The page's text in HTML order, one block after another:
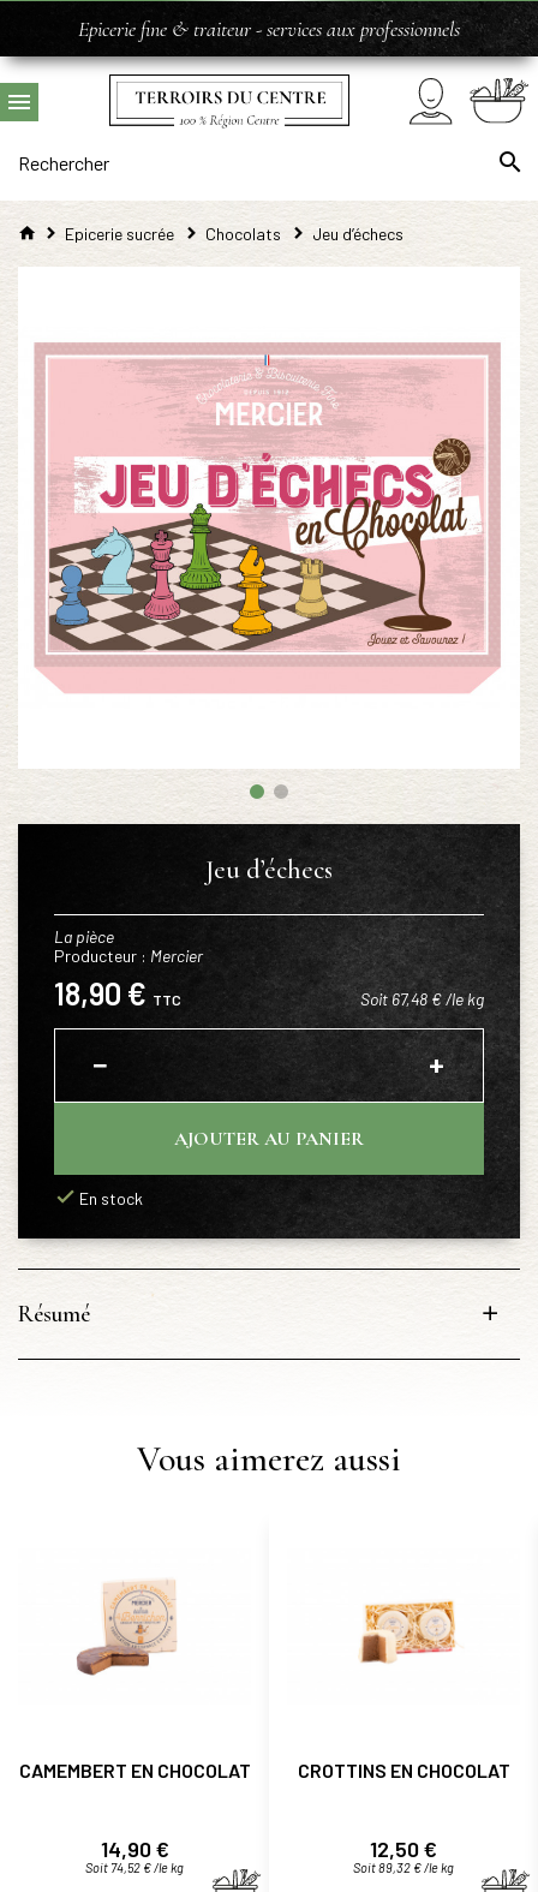
Epicerie fine & traiteur - services aux professionnels
Epicerie sucrée Chocolats Jeu d’échecs
Jeu d’échecs
La pièce
Producteur : Mercier
18,90 € TTC Soit 67,48 € /le kg
− +
AJOUTER AU PANIER
En stock
Résumé
Vous aimerez aussi
CAMEMBERT EN CHOCOLAT
Prix
14,90 €
Soit 74,52 € /le kg
CROTTINS EN CHOCOLAT
Prix
12,50 €
Soit 89,32 € /le kg